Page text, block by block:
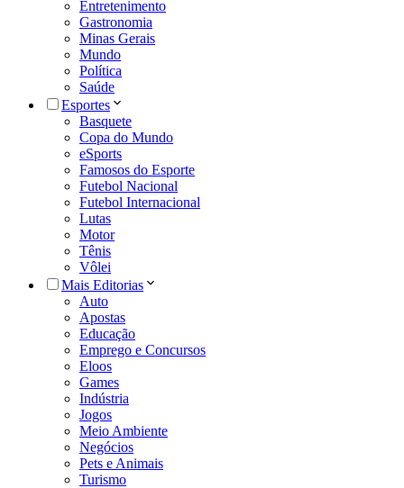
Entretenimento
Gastronomia
Minas Gerais
Mundo
Política
Saúde
Esportes
Basquete
Copa do Mundo
eSports
Famosos do Esporte
Futebol Nacional
Futebol Internacional
Lutas
Motor
Tênis
Vôlei
Mais Editorias
Auto
Apostas
Educação
Emprego e Concursos
Eloos
Games
Indústria
Jogos
Meio Ambiente
Negócios
Pets e Animais
Turismo